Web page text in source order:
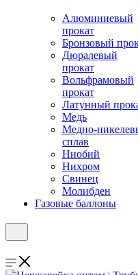
Алюминиевый
прокат
Бронзовый
Дюралевый
прокат
Вольфрамовый
прокат
Латунный
Медь
Медно-
сплав
Ниобий
Нихром
Свинец
Молибден
Газовые баллоны